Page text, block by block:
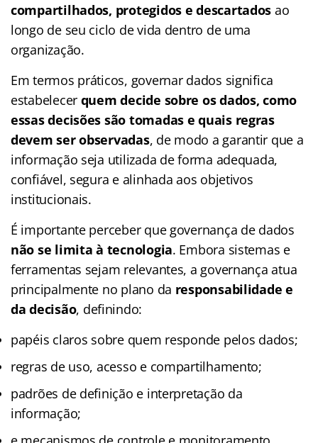
compartilhados, protegidos e descartados ao
longo de seu ciclo de vida dentro de uma
organização.
Em termos práticos, governar dados significa
estabelecer quem decide sobre os dados, como
essas decisões são tomadas e quais regras
devem ser observadas, de modo a garantir que a
informação seja utilizada de forma adequada,
confiável, segura e alinhada aos objetivos
institucionais.
É importante perceber que governança de dados
não se limita à tecnologia. Embora sistemas e
ferramentas sejam relevantes, a governança atua
principalmente no plano da responsabilidade e
da decisão, definindo:
papéis claros sobre quem responde pelos dados;
regras de uso, acesso e compartilhamento;
padrões de definição e interpretação da
informação;